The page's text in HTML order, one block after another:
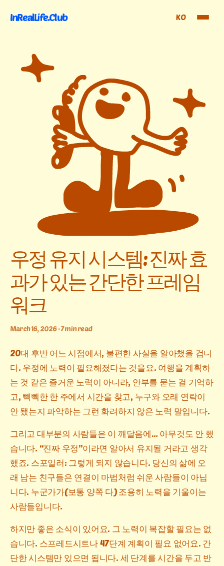
InRealLife.Club KO
우정 유지 시스템: 진짜 효
과가 있는 간단한 프레임
워크
March 16, 2026 · 7 min read
20대 후반 어느 시점에서, 불편한 사실을 알아챘을 겁니
다. 우정에 노력이 필요해졌다는 것을요. 여행을 계획하
는 것 같은 즐거운 노력이 아니라, 안부를 묻는 걸 기억하
고, 빽빽한 한 주에서 시간을 찾고, 누구와 오래 연락이
안 됐는지 파악하는 그런 화려하지 않은 노력 말입니다.
그리고 대부분의 사람들은 이 깨달음에… 아무것도 안 했
습니다. “진짜 우정”이라면 알아서 유지될 거라고 생각
했죠. 스포일러: 그렇게 되지 않습니다. 당신의 삶에 오
래 남는 친구들은 연결이 마법처럼 쉬운 사람들이 아닙
니다. 누군가가(보통 양쪽 다) 조용히 노력을 기울이는
사람들입니다.
하지만 좋은 소식이 있어요. 그 노력이 복잡할 필요는 없
습니다. 스프레드시트나 47단계 계획이 필요 없어요. 간
단한 시스템만 있으면 됩니다. 세 단계를 시간을 두고 반